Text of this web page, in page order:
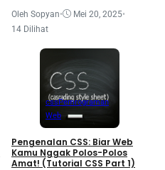
Oleh Sopyan• Mei 20, 2025•
14 Dilihat
cssPemrograman
Web
Pengenalan CSS: Biar Web
Kamu Nggak Polos-Polos
Amat! (Tutorial CSS Part 1)